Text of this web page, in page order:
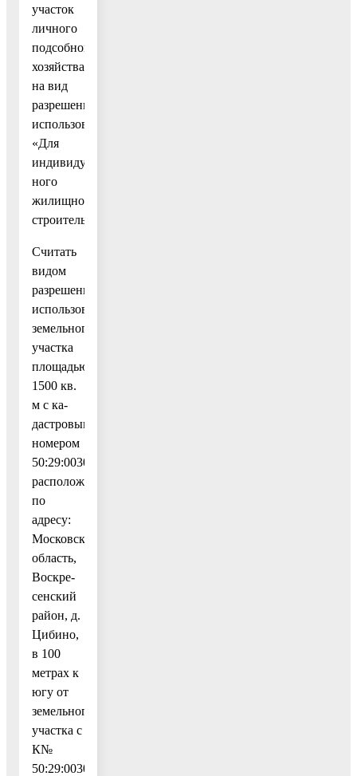
участок
личного
подсобного
хозяйства»
на вид
разрешенного
использования
«Для
индивидуаль-
ного
жилищного
строительства».
Считать
видом
разрешенного
использования
земельного
участка
площадью
1500 кв.
м с ка-
дастровым
номером
50:29:0030204:2208,
расположенного
по
адресу:
Московская
область,
Воскре-
сенский
район, д.
Цибино,
в 100
метрах к
югу от
земельного
участка с
К№
50:29:0030213:536,